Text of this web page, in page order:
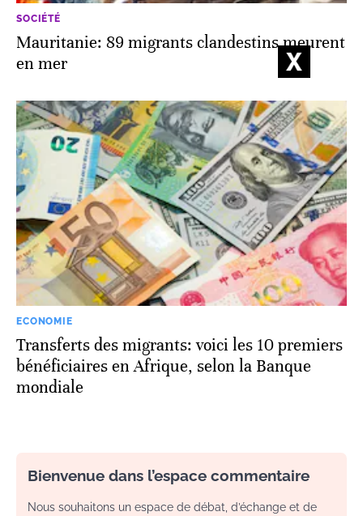
SOCIÉTÉ
Mauritanie: 89 migrants clandestins meurent
en mer
ECONOMIE
Transferts des migrants: voici les 10 premiers
bénéficiaires en Afrique, selon la Banque
mondiale
Bienvenue dans l’espace commentaire
Nous souhaitons un espace de débat, d’échange et de